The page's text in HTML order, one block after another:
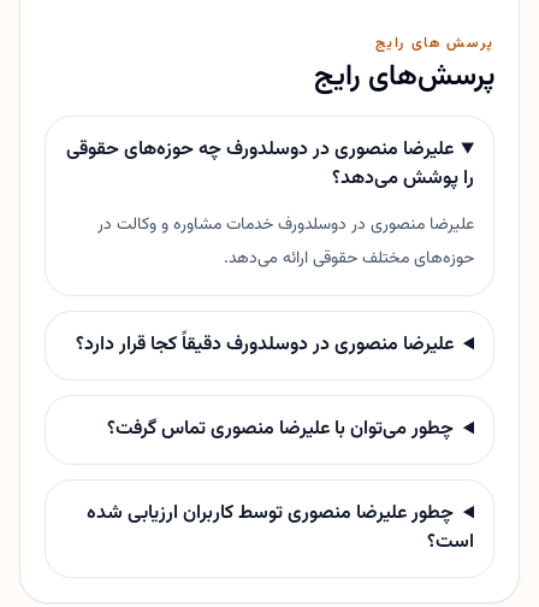
پرسش های رایج
پرسش‌های رایج
علیرضا منصوری در دوسلدورف چه حوزه‌های حقوقی
را پوشش می‌دهد؟
علیرضا منصوری در دوسلدورف خدمات مشاوره و وکالت در
حوزه‌های مختلف حقوقی ارائه می‌دهد.
علیرضا منصوری در دوسلدورف دقیقاً کجا قرار دارد؟
چطور می‌توان با علیرضا منصوری تماس گرفت؟
چطور علیرضا منصوری توسط کاربران ارزیابی شده
است؟